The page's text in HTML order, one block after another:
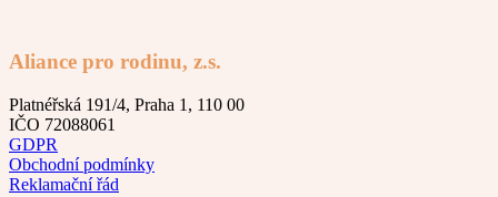
Aliance pro rodinu, z.s.
Platnéřská 191/4, Praha 1, 110 00
IČO 72088061
GDPR
Obchodní podmínky
Reklamační řád